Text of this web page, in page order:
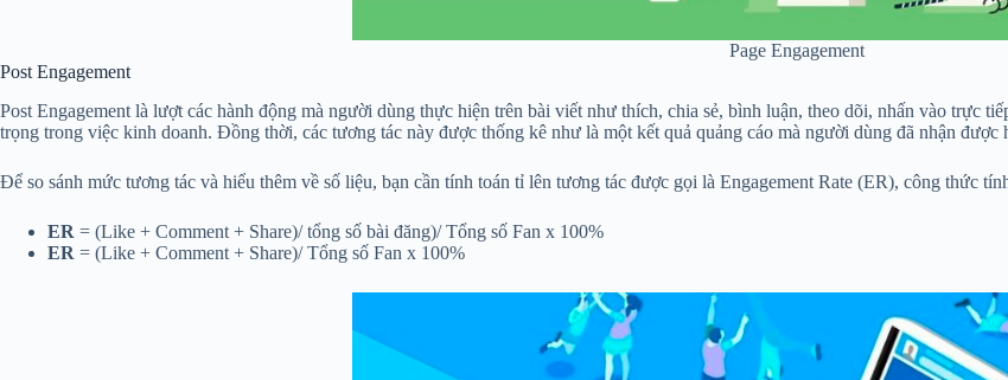
Page Engagement
Post Engagement
Post Engagement là lượt các hành động mà người dùng thực hiện trên bài viết như thích, chia sẻ, bình luận, theo dõi, nhấn vào trực
trọng trong việc kinh doanh. Đồng thời, các tương tác này được thống kê như là một kết quả quảng cáo mà người dùng đã nhận được
Để so sánh mức tương tác và hiểu thêm về số liệu, bạn cần tính toán tỉ lên tương tác được gọi là Engagement Rate (ER), công thức
ER = (Like + Comment + Share)/ tổng số bài đăng)/ Tổng số Fan x 100%
ER = (Like + Comment + Share)/ Tổng số Fan x 100%